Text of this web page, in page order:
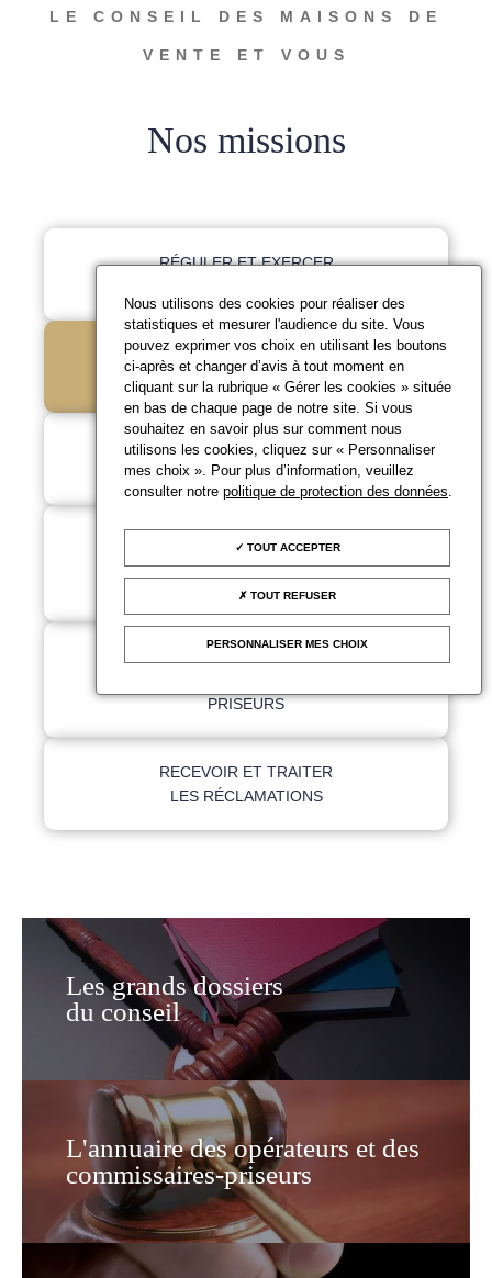
LE CONSEIL DES MAISONS DE
VENTE ET VOUS
Nos missions
RÉGULER ET EXERCER
RÉPONDRE À VOS
QUESTIONS
PROMOUVOIR LES
BONNES PRATIQUES
DES ENCHÈRES ET LE
MARCHÉ DE L'ART
PRISEURS
RECEVOIR ET TRAITER
LES RÉCLAMATIONS
Les grands dossiers
du conseil
L'annuaire des opérateurs et des
commissaires-priseurs
Nous utilisons des cookies pour réaliser des
statistiques et mesurer l'audience du site. Vous
pouvez exprimer vos choix en utilisant les boutons
ci-après et changer d’avis à tout moment en
cliquant sur la rubrique « Gérer les cookies » située
en bas de chaque page de notre site. Si vous
souhaitez en savoir plus sur comment nous
utilisons les cookies, cliquez sur « Personnaliser
mes choix ». Pour plus d’information, veuillez
consulter notrepolitique de protection des données
TOUT ACCEPTER
TOUT REFUSER
PERSONNALISER MES CHOIX